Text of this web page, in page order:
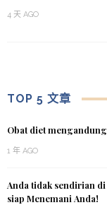
4 天 AGO
TOP 5 文章
Obat diet
1 年 AGO
Anda tidak sendirian
siap Menemani Anda!